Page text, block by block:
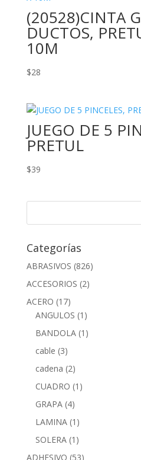
(20528)CINTA
DUCTOS,
10M
$28
JUEGO DE 5
PRETUL
$39
Categorías
ABRASIVOS (826)
ACCESORIOS (2)
ACERO (17)
ANGULOS (1)
BANDOLA (1)
cable (3)
cadena (2)
CUADRO (1)
GRAPA (4)
LAMINA (1)
SOLERA (1)
ADHESIVO (53)